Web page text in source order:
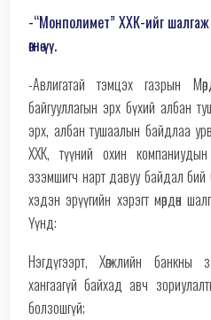
-“Монполимет” ХХК-ийг
өгнө үү.
-Авлигатай тэмцэх газрын
байгууллагын эрх бүхий албан
эрх, албан тушаалын байдлаа
ХХК, түүний охин компаниудын
эзэмшигч нарт давуу байдал
хэдэн эрүүгийн хэрэгт мөрдөн
Үүнд:
Нэгдүгээрт, Хөгжлийн банкны
хангаагүй байхад авч
болзошгүй;